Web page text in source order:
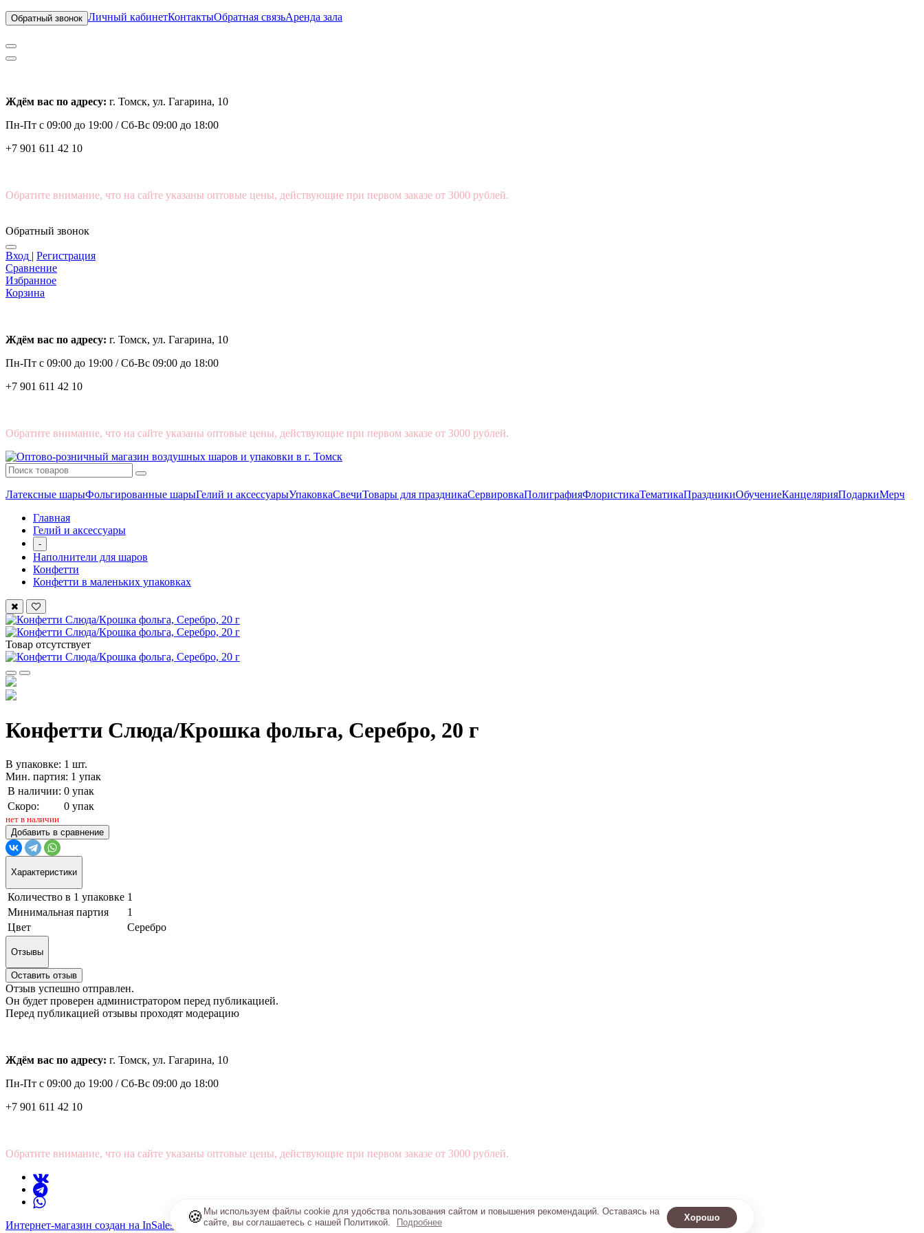
Обратный звонок Личный кабинетКонтактыОбратная связьАренда зала
Ждём вас по адресу: г. Томск, ул. Гагарина, 10
Пн-Пт с 09:00 до 19:00 /Сб-Вс 09:00 до 18:00
+7 901 611 42 10
Обратите внимание, что на сайте указаны оптовые цены, действующие при первом заказе от 3000 рублей.
Обратный звонок
Вход | Регистрация
Сравнение
Избранное
Корзина
Ждём вас по адресу: г. Томск, ул. Гагарина, 10
Пн-Пт с 09:00 до 19:00 /Сб-Вс 09:00 до 18:00
+7 901 611 42 10
Обратите внимание, что на сайте указаны оптовые цены, действующие при первом заказе от 3000 рублей.
Латексные шарыФольгированные шарыГелий и аксессуарыУпаковкаСвечиТовары для праздникаСервировкаПолиграфияФлористикаТематикаПраздникиОбучениеКанцелярияПодаркиМерч
Главная
Гелий и аксессуары
-
Наполнители для шаров
Конфетти
Конфетти в маленьких упаковках
Товар отсутствует
Конфетти Слюда/Крошка фольга, Серебро, 20 г
В упаковке: 1 шт.
Мин. партия: 1 упак
В наличии: 0 упак
Скоро:
0 упак
нет в наличии
Добавить в сравнение
Характеристики
Количество в 1 упаковке 1
Минимальная партия
1
Цвет
Серебро
Отзывы
Оставить отзыв
Отзыв успешно отправлен.
Он будет проверен администратором перед публикацией.
Перед публикацией отзывы проходят модерацию
Ждём вас по адресу: г. Томск, ул. Гагарина, 10
Пн-Пт с 09:00 до 19:00 /Сб-Вс 09:00 до 18:00
+7 901 611 42 10
Обратите внимание, что на сайте указаны оптовые цены, действующие при первом заказе от 3000 рублей.
Интернет-магазин создан на InSales 🍪 Мы используем файлы cookie для удобства пользования сайтом и повышения рекомендаций. Оставаясь на
сайте, вы соглашаетесь с нашей Политикой.
Подробнее Хорошо